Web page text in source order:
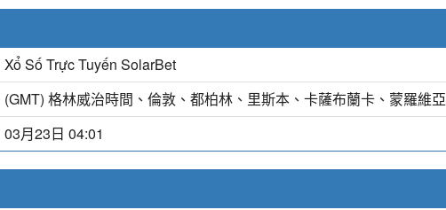
Xổ Số Trực Tuyến SolarBet
(GMT) 格林威治時間、倫敦、都柏林、里斯本、卡薩布蘭卡、蒙羅維亞
03月23日 04:01